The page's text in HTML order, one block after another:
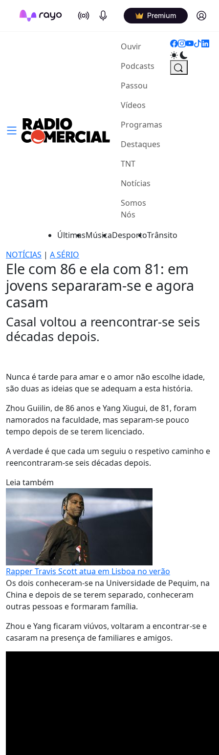
On Air Podcasts Premium Log in
Ouvir(current)
Podcasts
Passou
Vídeos
Programas
Destaques
TNT
Notícias
Somos
Nós
ÚltimasMúsicaDesportoTrânsito
NOTÍCIAS | A SÉRIO
Ele com 86 e ela com 81: em
jovens separaram-se e agora
casam
Casal voltou a reencontrar-se seis
décadas depois.
Nunca é tarde para amar e o amor não escolhe idade,
são duas as ideias que se adequam a esta história.
Zhou Guiilin, de 86 anos e Yang Xiugui, de 81, foram
namorados na faculdade, mas separam-se pouco
tempo depois de se terem licenciado.
A verdade é que cada um seguiu o respetivo caminho e
reencontraram-se seis décadas depois.
Leia também
Rapper Travis Scott atua em Lisboa no verão
Os dois conheceram-se na Universidade de Pequim, na
China e depois de se terem separado, conheceram
outras pessoas e formaram família.
Zhou e Yang ficaram viúvos, voltaram a encontrar-se e
casaram na presença de familiares e amigos.